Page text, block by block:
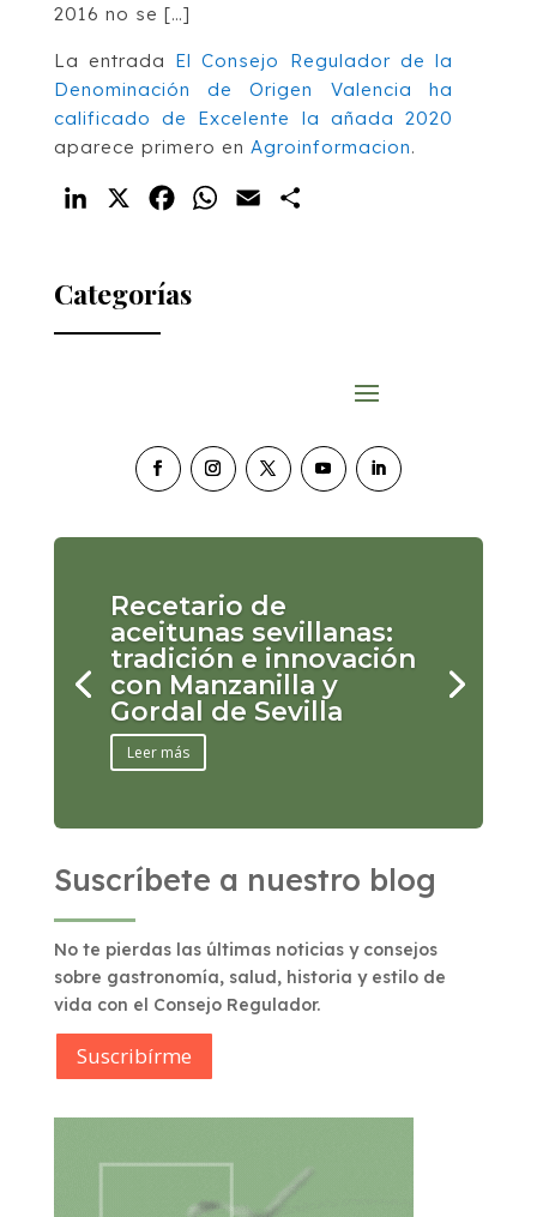
2016 no se […]
La entrada El Consejo Regulador de la
Denominación de Origen Valencia ha
calificado de Excelente la añada 2020
aparece primero en Agroinformacion.
LinkedIn FacebookWhatsApp
Email
Categorías
Recetario de
aceitunas sevillanas:
tradición e innovación
con Manzanilla y
Gordal de Sevilla
Leer más
Suscríbete a nuestro blog
No te pierdas las últimas noticias y consejos
sobre gastronomía, salud, historia y estilo de
vida con el Consejo Regulador.
Suscribírme